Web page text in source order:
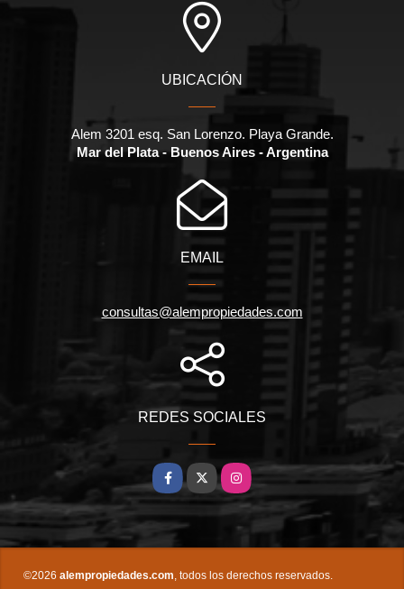
UBICACIÓN
Alem 3201 esq. San Lorenzo. Playa Grande.
Mar del Plata - Buenos Aires - Argentina
EMAIL
consultas@alempropiedades.com
REDES SOCIALES
Facebook
X Instagram
©2026 alempropiedades.com , todos los derechos reservados.